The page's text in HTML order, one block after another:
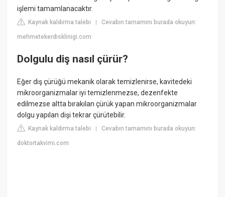
işlemi tamamlanacaktır.
Kaynak kaldırma talebi |Cevabın tamamını burada okuyun:
mehmetekerdisklinigi.com
Dolgulu diş nasıl çürür?
Eğer diş çürüğü mekanik olarak temizlenirse, kavitedeki
mikroorganizmalar iyi temizlenmezse, dezenfekte
edilmezse altta bırakılan çürük yapan mikroorganizmalar
dolgu yapılan dişi tekrar çürütebilir.
Kaynak kaldırma talebi |Cevabın tamamını burada okuyun:
doktortakvimi.com